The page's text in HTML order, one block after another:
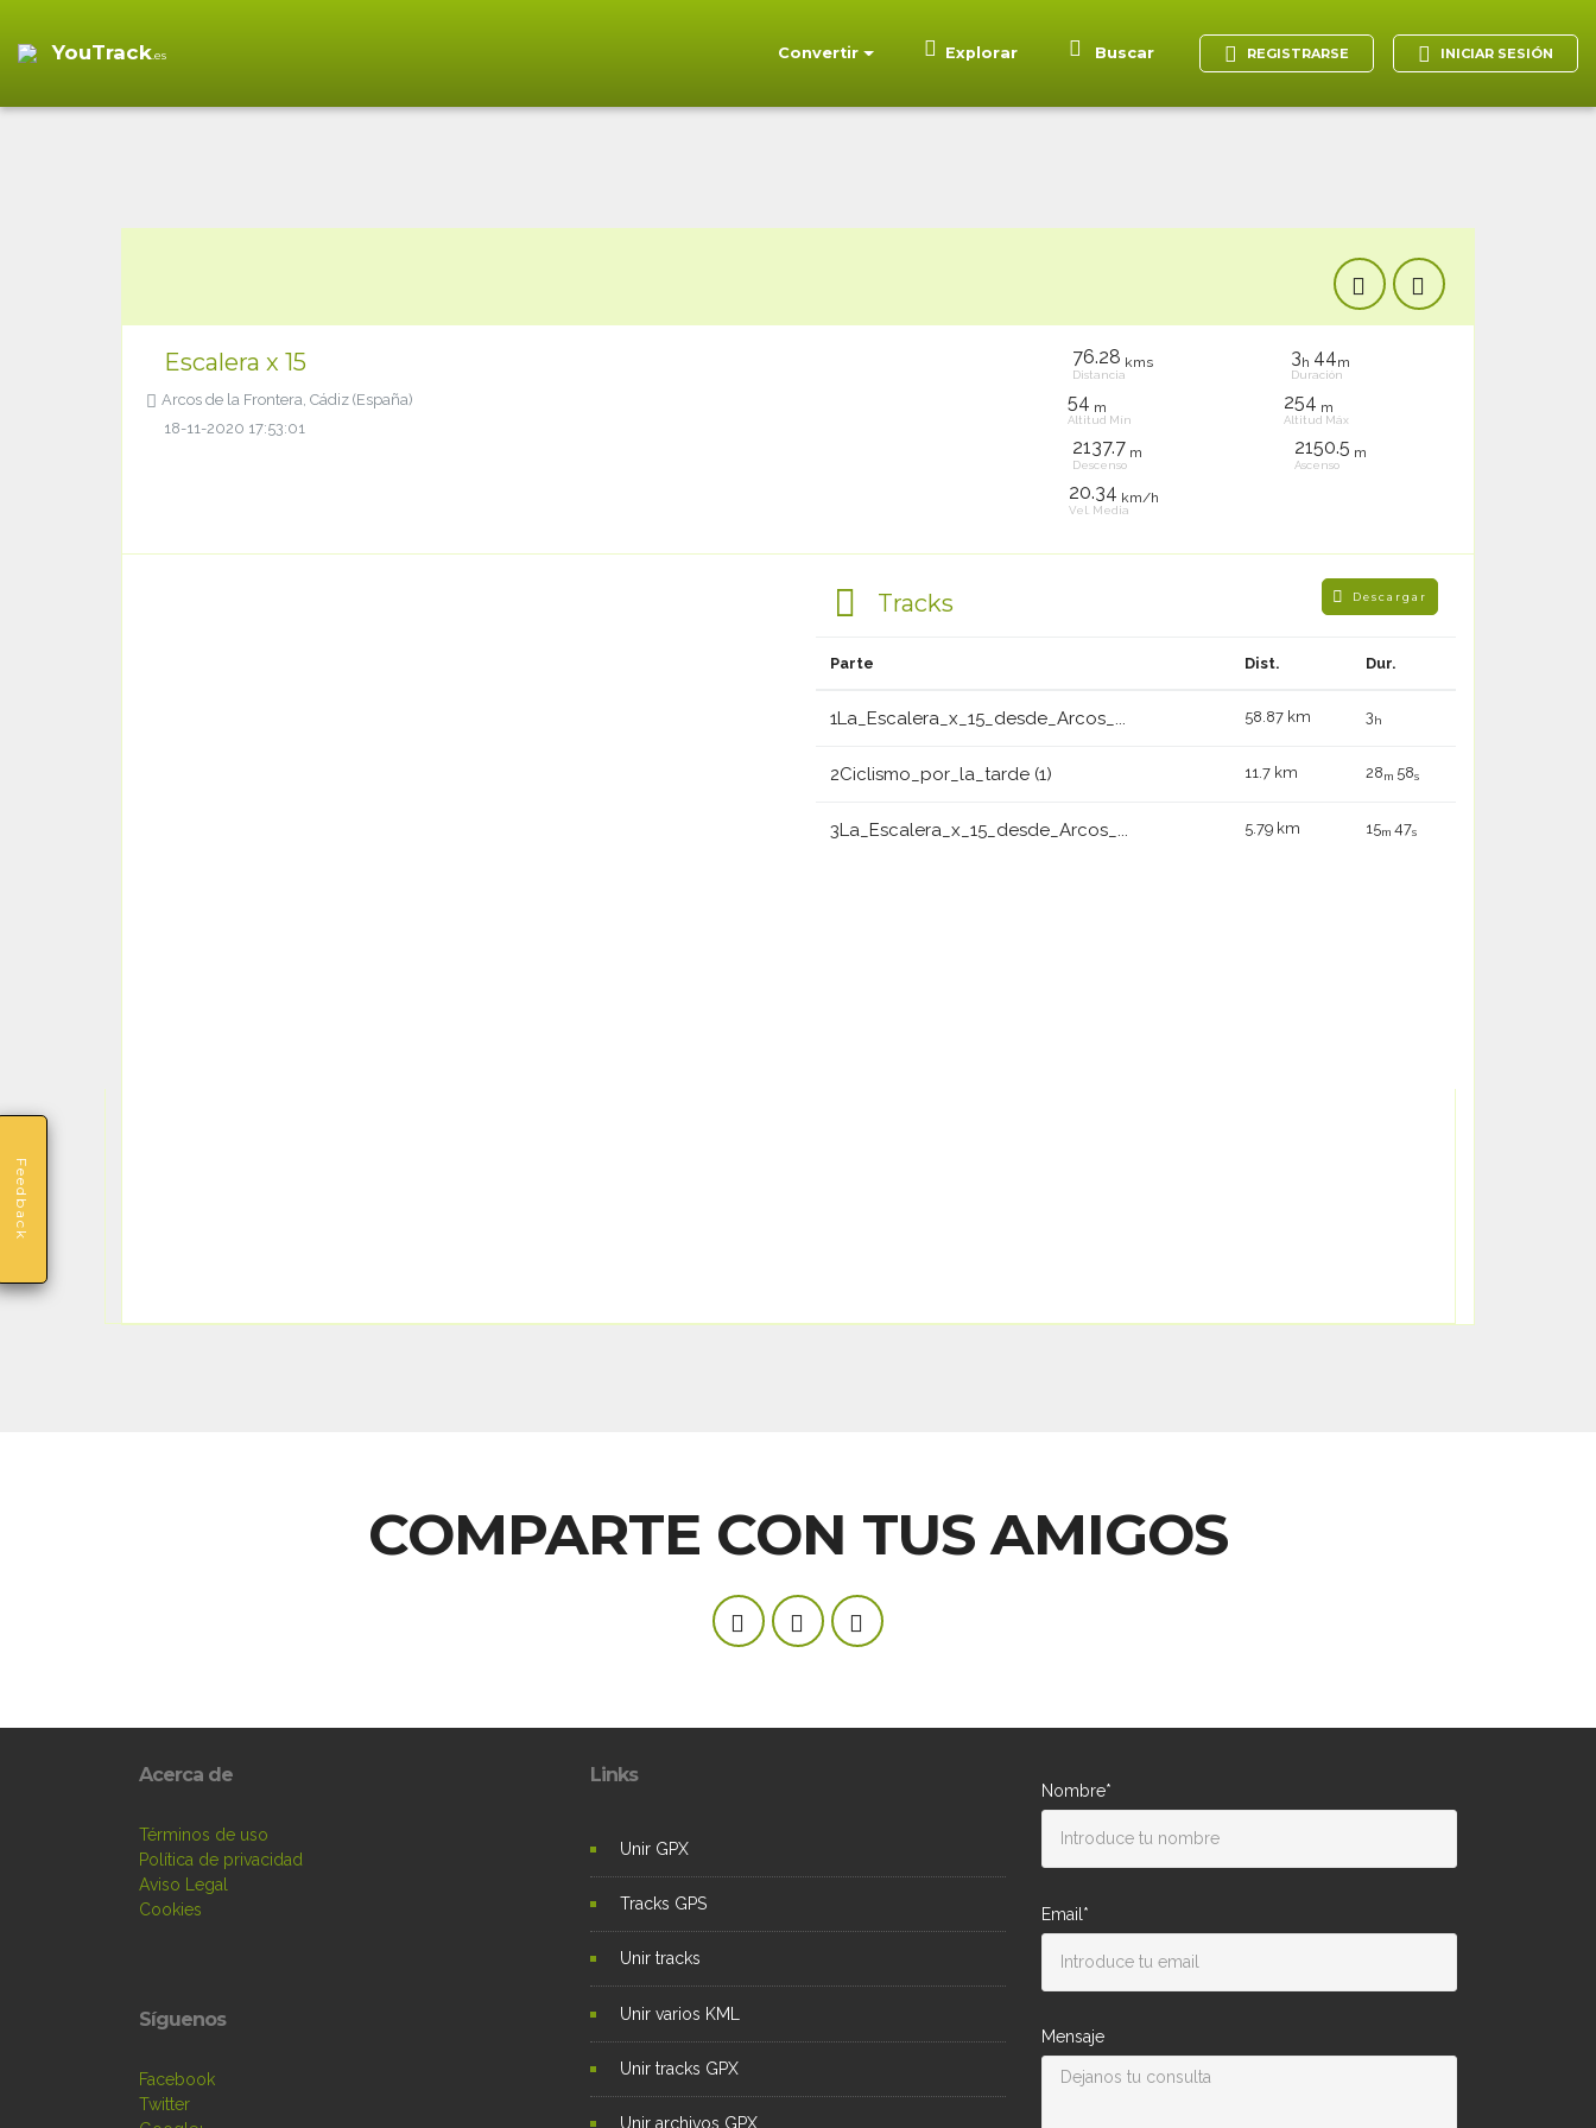
Feedback
YouTrack.es Convertir Explorar Buscar REGISTRARSE INICIAR SESIÓN
Escalera x 15
Arcos de la Frontera, Cádiz (España)
18-11-2020 17:53:01
76.28 kms
Distancia
3h 44m
Duración
54 m
Altitud Mín
254 m
Altitud Máx
2137.7 m
Descenso
2150.5 m
Ascenso
20.34 km/h
Vel. Media
Tracks Descargar
Parte Dist. Dur.
1La_Escalera_x_15_desde_Arcos_... 58.87 km 3 h
2Ciclismo_por_la_tarde (1) 11.7 km 28m 58s
3La_Escalera_x_15_desde_Arcos_... 5.79 km 15m 47s
COMPARTE CON TUS AMIGOS
Acerca de
Términos de uso
Política de privacidad
Aviso Legal
Cookies
Síguenos
Facebook
Twitter
Links
Unir GPX
Tracks GPS
Unir tracks
Unir varios KML
Unir tracks GPX
Unir archivos GPX
Nombre*
Email*
Mensaje